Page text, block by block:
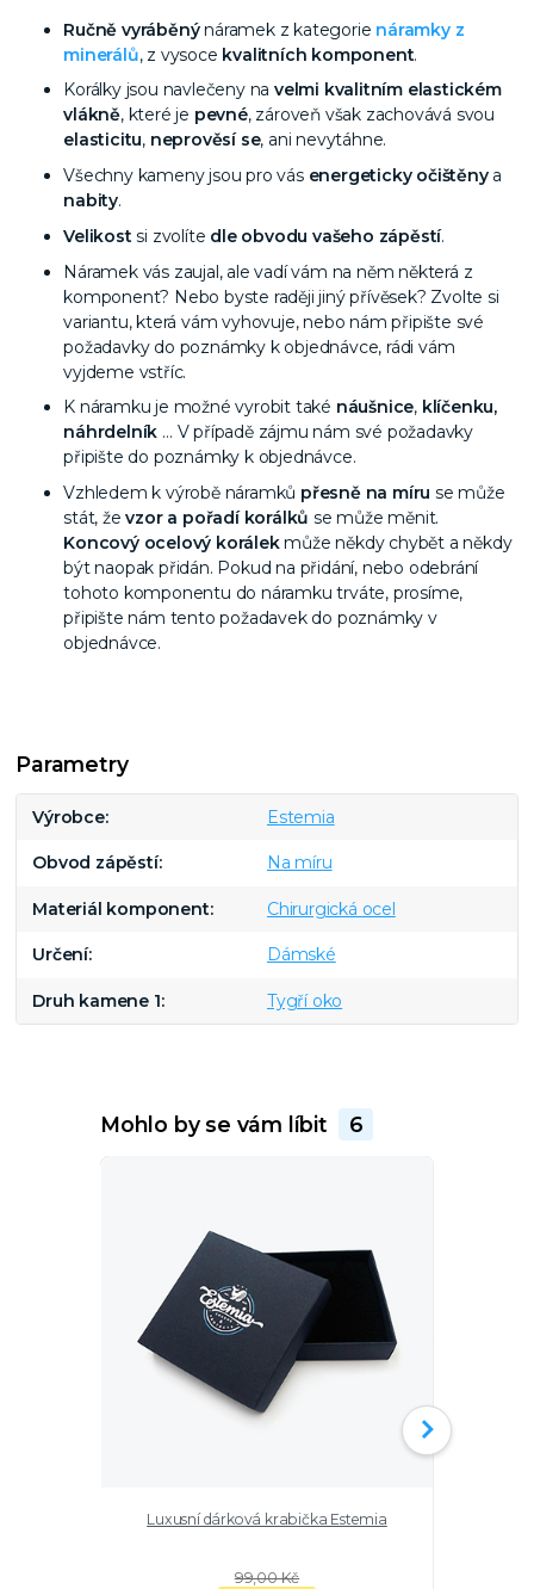
Ručně vyráběnýnáramek z kategorie náramky z
minerálů, z vysoce kvalitních komponent.
Korálky jsou navlečeny na velmi kvalitním elastickém
vlákně, které je pevné, zároveň však zachovává svou
elasticitu, neprověsí se, ani nevytáhne.
Všechny kameny jsou pro vás energeticky očištěnya
nabity.
Velikostsi zvolíte dle obvodu vašeho zápěstí.
Náramek vás zaujal, ale vadí vám na něm některá z
komponent? Nebo byste raději jiný přívěsek? Zvolte si
variantu, která vám vyhovuje, nebo nám připište své
požadavky do poznámky k objednávce, rádi vám
vyjdeme vstříc.
K náramku je možné vyrobit také náušnice, klíčenku,
náhrdelník … V případě zájmu nám své požadavky
připište do poznámky k objednávce.
Vzhledem k výrobě náramků přesně na míru se může
stát, ževzor a pořadí korálků se může měnit.
Koncový ocelový korálekmůže někdy chybět a někdy
být naopak přidán. Pokud na přidání, nebo odebrání
tohoto komponentu do náramku trváte, prosíme,
připište nám tento požadavek do poznámky v
objednávce.
Parametry
Výrobce Estemia
Obvod zápěstí Na míru
Materiál komponent Chirurgická ocel
Určení Dámské
Druh kamene 1 Tygří oko
Mohlo by se vám líbit 6
Luxusní dárková krabička Estemia
99,00 Kč